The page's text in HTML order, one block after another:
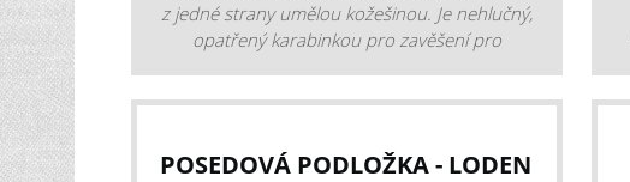
z jedné strany umělou kožešinou. Je nehlučný,
opatřený karabinkou pro zavěšení pro
POSEDOVÁ PODLOŽKA - LODEN